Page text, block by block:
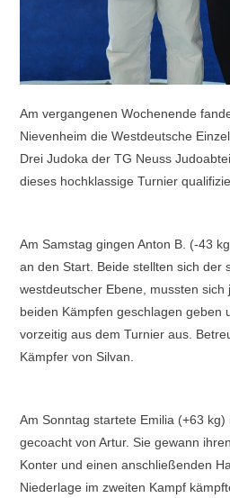
Am vergangenen Wochenende
Nievenheim die Westdeutsche
Drei Judoka der TG Neuss
dieses hochklassige Turnier
Am Samstag gingen Anton B. (-43
an den Start. Beide stellten sich der
westdeutscher Ebene, mussten sich
beiden Kämpfen geschlagen geben
vorzeitig aus dem Turnier aus.
Kämpfer von Silvan.
Am Sonntag startete Emilia (+63 kg)
gecoacht von Artur. Sie gewann
Konter und einen anschließenden
Niederlage im zweiten Kampf